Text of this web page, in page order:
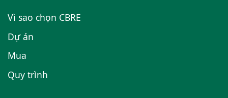
Vì sao chọn CBRE
Dự án
Mua
Quy trình